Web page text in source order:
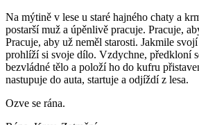
Na mýtině v lese u staré hajného chaty a
postarší muž a úpěnlivě pracuje. Pracuje,
Pracuje, aby už neměl starosti. Jakmile
prohlíží si svoje dílo. Vzdychne, předkloní
bezvládné tělo a položí ho do kufru
nastupuje do auta, startuje a odjíždí z lesa.
Ozve se rána.